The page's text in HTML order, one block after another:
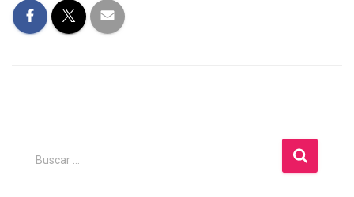
B
u
Buscar …